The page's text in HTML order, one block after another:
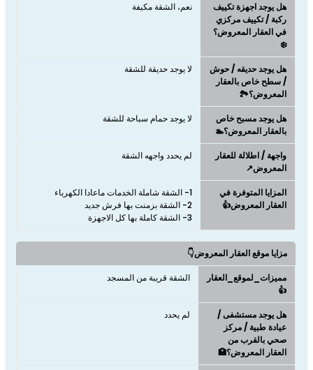
هل يوجد اجهزة تكييف
ركبة / تكييف مركزي
في العقار المعروض؟
❄️
نعم، الشقة مكيفة
هل يوجد حديقه / حوش
/ سطح خاص بالعقار
المعروض؟🏞️
لا يوجد حديقة للشقة
هل يوجد مسبح خاص
بالعقار المعروض؟🏊
لا يوجد حمام سباحة للشقة
واجهة / اطلالة للعقار
المعروض↗️
لم يحدد واجهه الشقة
المزايا المتوفرة في
العقار المعروض👍
3- الشقة كاملة بها كل الاجهزة
مزايا موقع العقار المعروض👇
مميزات_لموقع_العقار
👍
الشقة قريبة من المسجد
هل يوجد مستشفى /
عيادة طبية / مركز
صحي بالقرب من
العقار المعروض؟🏥
لم يحدد